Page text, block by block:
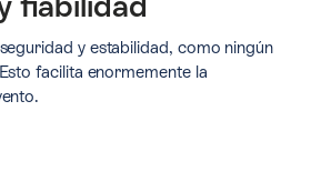
y estabilidad, como ningún
facilita enormemente la